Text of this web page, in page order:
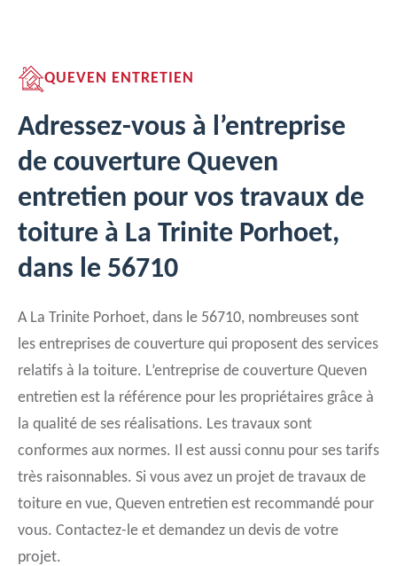
QUEVEN ENTRETIEN
Adressez-vous à l’entreprise
de couverture Queven
entretien pour vos travaux de
toiture à La Trinite Porhoet,
dans le 56710
A La Trinite Porhoet, dans le 56710, nombreuses sont
les entreprises de couverture qui proposent des services
relatifs à la toiture. L’entreprise de couverture Queven
entretien est la référence pour les propriétaires grâce à
la qualité de ses réalisations. Les travaux sont
conformes aux normes. Il est aussi connu pour ses tarifs
très raisonnables. Si vous avez un projet de travaux de
toiture en vue, Queven entretien est recommandé pour
vous. Contactez-le et demandez un devis de votre
projet.